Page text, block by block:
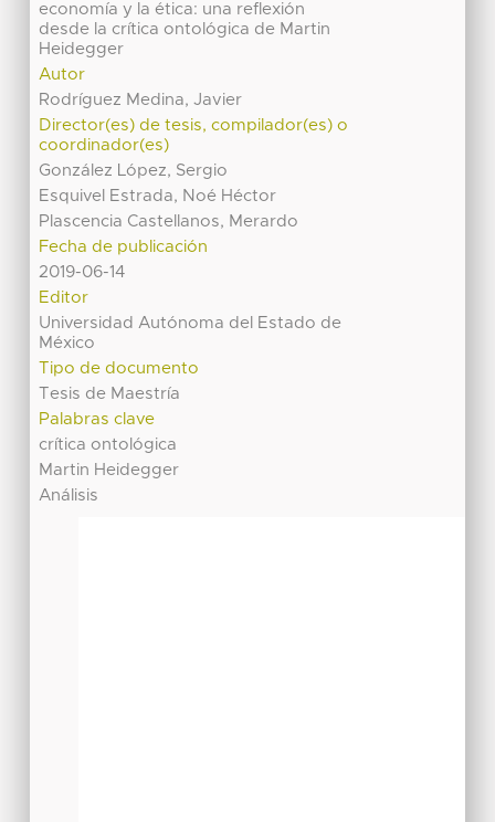
economía y la ética: una reflexión
desde la crítica ontológica de Martin
Heidegger
Autor
Rodríguez Medina, Javier
Director(es) de tesis, compilador(es) o
coordinador(es)
González López, Sergio
Esquivel Estrada, Noé Héctor
Plascencia Castellanos, Merardo
Fecha de publicación
2019-06-14
Editor
Universidad Autónoma del Estado de
México
Tipo de documento
Tesis de Maestría
Palabras clave
crítica ontológica
Martin Heidegger
Análisis